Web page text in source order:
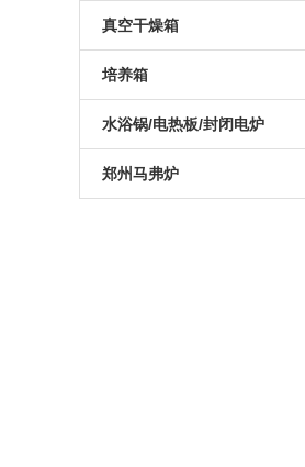
硅钼棒马弗炉
智能一体马弗炉
可编程高温炉
实验室高温炉
硅碳棒箱式电阻炉
可编程箱式电阻炉
实验室箱式电阻炉
1000度箱式电阻炉
1200度陶瓷纤维马弗炉
1400度陶瓷纤维马弗炉
1600度陶瓷纤维马弗炉
1700度陶瓷纤维马弗炉
真空气氛炉
箱式真空气氛炉
高温箱式真空气氛炉
真空管式炉
气氛管式炉
管式实验炉
实验室管式炉
坩埚电阻炉
真空井式炉
电加热坩埚炉
真空干燥箱
真空烘箱
培养箱
电热恒温干燥培养箱
恒温培养箱
水浴锅/电热板/封闭电炉
电热板
郑州马弗炉